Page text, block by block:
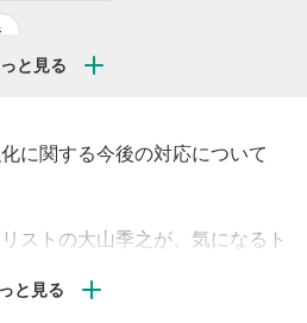
に関する今後の対応について
ストの大山季之が、気になるト
ぜひ最後までご覧ください！